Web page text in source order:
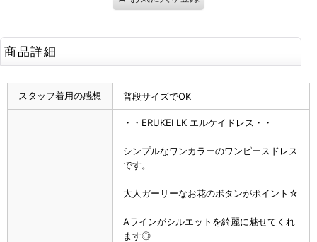
商品詳細
スタッフ着用の感想 普段サイズでOK
・・ERUKEI LK エルケイドレス・・
シンプルなワンカラーのワンピースドレス
です。
大人ガーリーなお花のボタンがポイント☆
Aラインがシルエットを綺麗に魅せてくれ
ます◎